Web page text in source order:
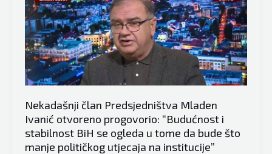
na
jeziku
o
potezu
Vlade
RS:
“To
je
samo
korak
Nekadašnji član Predsjedništva Mladen
Ivanić otvoreno progovorio: “Budućnost i
stabilnost BiH se ogleda u tome da bude što
manje političkog utjecaja na institucije”